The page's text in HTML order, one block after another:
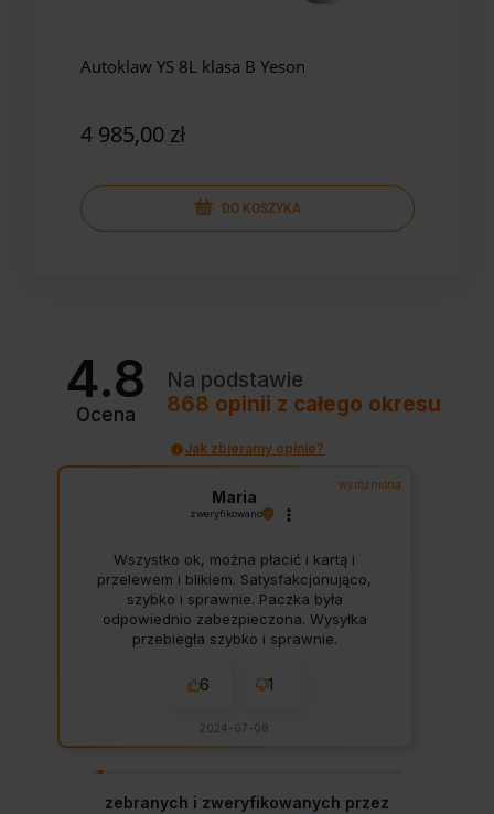
Autoklaw YS 8L klasa B Yeson
4 985,00 zł
DO KOSZYKA
4.8
Ocena
Na podstawie
868 opinii z całego okresu
Jak zbieramy opinie?
wyróżniona
Maria
zweryfikowano
Wszystko ok, można płacić i kartą i
przelewem i blikiem. Satysfakcjonująco,
szybko i sprawnie. Paczka była
odpowiednio zabezpieczona. Wysyłka
przebiegła szybko i sprawnie.
6 1
2024-07-08
zebranych i zweryfikowanych przez